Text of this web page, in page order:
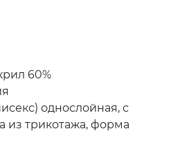
60%
однослойная, с
из трикотажа, форма